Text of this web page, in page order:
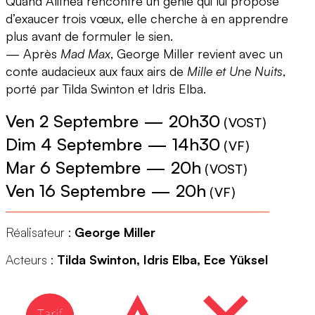
d’exaucer trois vœux, elle cherche à en apprendre
plus avant de formuler le sien.
— Après Mad Max, George Miller revient avec un
conte audacieux aux faux airs de Mille et Une Nuits,
porté par Tilda Swinton et Idris Elba.
Ven 2 Septembre — 20h30 (VOST)
Dim 4 Septembre — 14h30 (VF)
Mar 6 Septembre — 20h (VOST)
Ven 16 Septembre — 20h (VF)
Réalisateur : George Miller
Acteurs : Tilda Swinton, Idris Elba, Ece Yüksel